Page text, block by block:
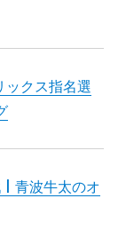
ックス指名選
| 青波牛太のオ